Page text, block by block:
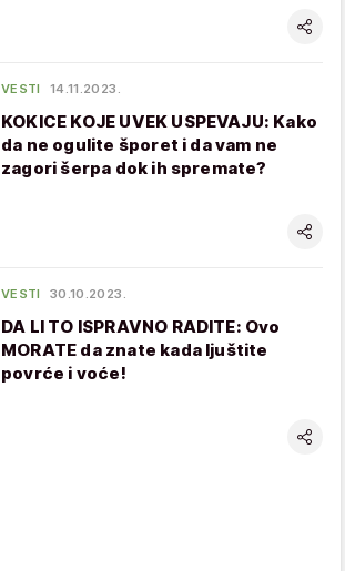
VESTI 14.11.2023.
KOKICE KOJE UVEK USPEVAJU: Kako
da ne ogulite šporet i da vam ne
zagori šerpa dok ih spremate?
VESTI 30.10.2023.
DA LI TO ISPRAVNO RADITE: Ovo
MORATE da znate kada ljuštite
povrće i voće!